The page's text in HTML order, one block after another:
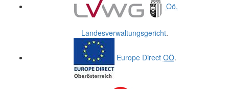
Oö.
Landesverwaltungsgericht.
Europe Direct OÖ.